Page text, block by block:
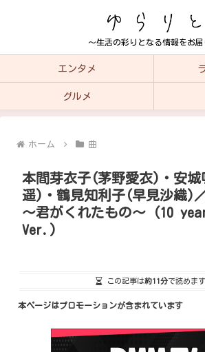
～生活の彩りとなる情報をお届
エンタメ
グルメ
ホーム 曲
本間芽衣子(茅野愛衣)・安
遥)・鶴見知利子(早見沙織)
～君がくれたもの～ (10
Ver.)
この記事は約11分で読めます
本ページはプロモーションが含まれています